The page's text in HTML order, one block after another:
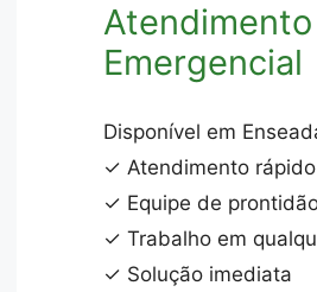
Atendimento
Emergencial
Disponível em
✓ Atendimento rápido
✓ Equipe de
✓ Trabalho em
✓ Solução imediata